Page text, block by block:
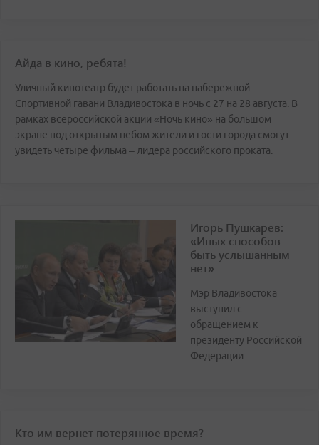
Айда в кино, ребята!
Уличный кинотеатр будет работать на набережной
Спортивной гавани Владивостока в ночь с 27 на 28 августа. В
рамках всероссийской акции «Ночь кино» на большом
экране под открытым небом жители и гости города смогут
увидеть четыре фильма – лидера российского проката.
Игорь Пушкарев:
«Иных способов
быть услышанным
нет»
Мэр Владивостока
выступил с
обращением к
президенту Российской
Федерации
Кто им вернет потерянное время?